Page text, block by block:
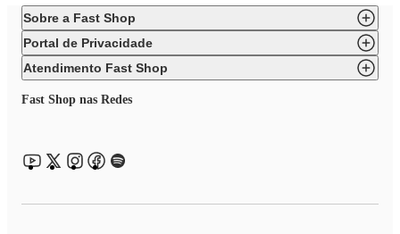
Sobre a Fast Shop
Portal de Privacidade
Atendimento Fast Shop
Fast Shop nas Redes